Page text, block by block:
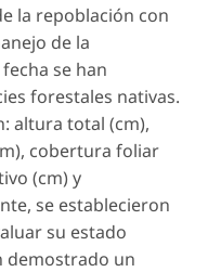
la repoblación con
de la
se han
forestales nativas.
altura total (cm),
cobertura foliar
(cm) y
se establecieron
su estado
demostrado un